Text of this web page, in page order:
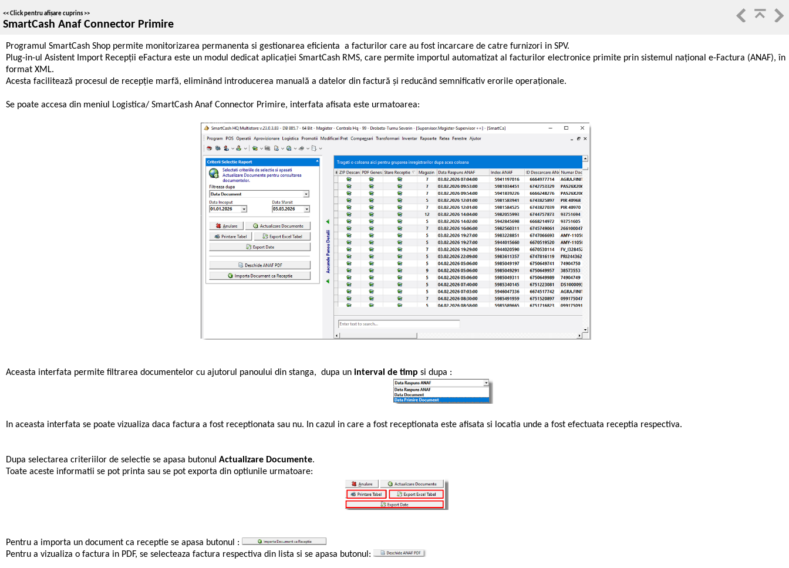
<<Click pentru afișare cuprins >>
SmartCash Anaf Connector Primire
Programul SmartCash Shop permite monitorizarea permanenta si gestionarea eficienta a facturilor care au fost incarcare de catre furnizori in SPV.
Plug-in-ul Asistent Import Recepții eFactura este un modul dedicat aplicației SmartCash RMS, care permite importul automatizat al facturilor electronice primite prin sistemul național e-Factura (ANAF), în
format XML.
Acesta facilitează procesul de recepție marfă, eliminând introducerea manuală a datelor din factură și reducând semnificativ erorile operaționale.
Se poate accesa din meniul Logistica/ SmartCash Anaf Connector Primire, interfata afisata este urmatoarea:
Aceasta interfata permite filtrarea documentelor cu ajutorul panoului din stanga, dupa un interval de timp si dupa :
In aceasta interfata se poate vizualiza daca factura a fost receptionata sau nu. In cazul in care a fost receptionata este afisata si locatia unde a fost efectuata receptia respectiva.
Dupa selectarea criteriilor de selectie se apasa butonul Actualizare Documente.
Toate aceste informatii se pot printa sau se pot exporta din optiunile urmatoare:
Pentru a importa un document ca receptie se apasa butonul :
Pentru a vizualiza o factura in PDF, se selecteaza factura respectiva din lista si se apasa butonul: